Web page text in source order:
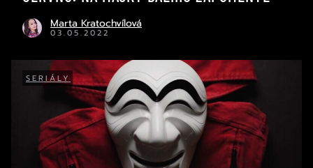
Marta Kratochvílová
03.05.2022
SERIÁLY